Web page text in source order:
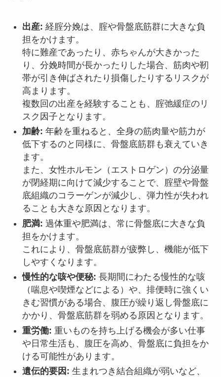
出産: 経腟分娩は、腟や骨盤底筋群に大きな負
担をかけます。
特に難産であったり、赤ちゃんが大きかった
り、分娩時間が長かったりした場合、筋肉や靭
帯が引き伸ばされたり損傷したりするリスクが
高まります。
複数回の出産を経験することも、腟弛緩症のリ
スク因子となります。
加齢: 年齢を重ねると、全身の筋肉量や筋力が
低下するのと同様に、骨盤底筋群も衰えていき
ます。
また、女性ホルモン（エストロゲン）の分泌量
が閉経期に向けて減少することで、腟壁や骨盤
底組織のコラーゲンが減少し、弾力性が失われ
ることも大きな原因となります。
肥満: 過体重や肥満は、常に骨盤底に大きな負
担をかけます。
これにより、骨盤底筋群が疲弊し、機能が低下
しやすくなります。
慢性的な咳や便秘: 長期間にわたる慢性的な咳
（喘息や喫煙などによる）や、排便時に強くい
きむ習慣がある場合、腹圧が繰り返し骨盤底に
かかり、骨盤底筋群を弱める原因となります。
重労働: 重いものを持ち上げる機会が多い仕事
や日常生活も、腹圧を高め、骨盤底に負担をか
ける可能性があります。
遺伝的要因: 生まれつき結合組織が弱いなど、